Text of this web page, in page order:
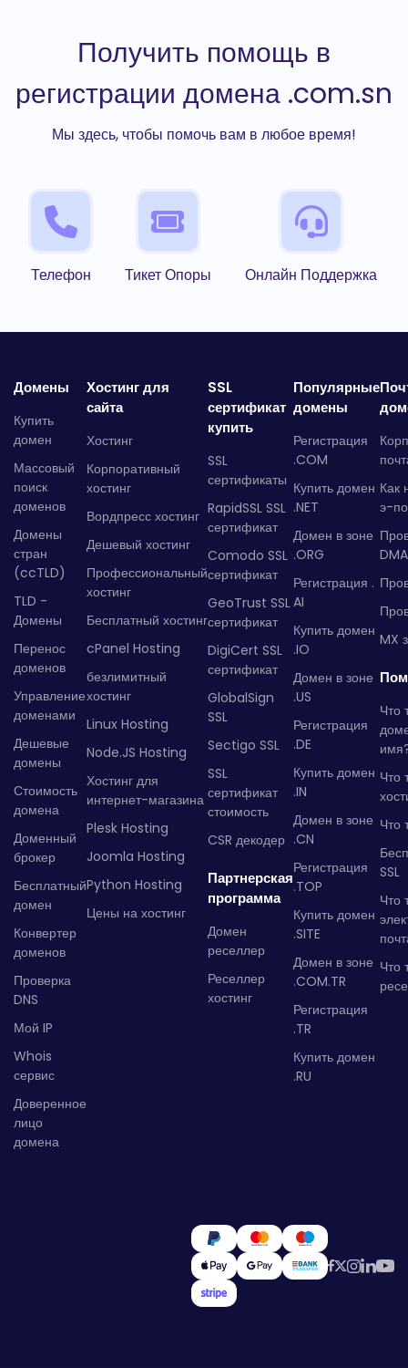
Получить помощь в
регистрации домена .com.sn
Мы здесь, чтобы помочь вам в любое время!
Телефон Тикет Опоры Онлайн Поддержка
Домены
Купить
домен
Массовый
поиск
доменов
Домены
стран
(ccTLD)
TLD -
Домены
Перенос
доменов
Управление
доменами
Дешевые
домены
Стоимость
домена
Доменный
брокер
Бесплатный
домен
Конвертер
доменов
Проверка
DNS
Мой IP
Whois
сервис
Доверенное
лицо
домена
Хостинг для
сайта
Хостинг
Корпоративный
хостинг
Вордпресс хостинг
Дешевый хостинг
Профессиональный
хостинг
Бесплатный хостинг
cPanel Hosting
безлимитный
хостинг
Linux Hosting
Node.JS Hosting
Хостинг для
интернет-магазина
Plesk Hosting
Joomla Hosting
Python Hosting
Цены на хостинг
SSL
сертификат
купить
SSL
сертификаты
RapidSSL SSL
сертификат
Comodo SSL
сертификат
GeoTrust SSL
сертификат
DigiCert SSL
сертификат
GlobalSign
SSL
Sectigo SSL
SSL
сертификат
стоимость
CSR декодер
Партнерская
программа
Домен
реселлер
Реселлер
хостинг
Популярные
домены
Регистрация
.COM
Купить домен
.NET
Домен в зоне
.ORG
Регистрация .
AI
Купить домен
.IO
Домен в зоне
.US
Регистрация
.DE
Купить домен
.IN
Домен в зоне
.CN
Регистрация
.TOP
Купить домен
.SITE
Домен в зоне
.COM.TR
Регистрация
.TR
Купить домен
.RU
Как
э-
MX
Что
Что
Что
SSL
Что
Что